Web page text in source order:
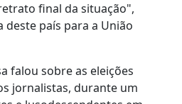
final da situação",
país para a União
falou sobre as eleições
jornalistas, durante um